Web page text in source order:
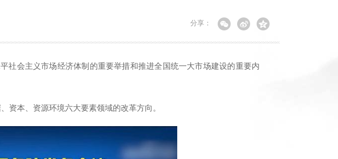
分享：
会主义市场经济体制的重要举措和推进全国统一大市场建设的重要内
本、资源环境六大要素领域的改革方向。